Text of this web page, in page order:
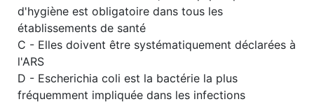
d'hygiène est obligatoire dans tous les
établissements de santé
C - Elles doivent être systématiquement déclarées à
l'ARS
D - Escherichia coli est la bactérie la plus
fréquemment impliquée dans les infections